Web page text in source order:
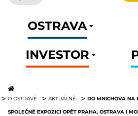
OSTRAVA
INVESTOR
O OSTRAVĚ AKTUÁLNĚ
DO MNICHOVA NA
SPOLEČNÉ EXPOZICI OPĚT PRAHA, OSTRAVA I